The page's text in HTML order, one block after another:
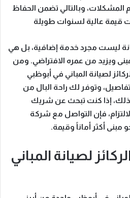
المشكلات، وبالتالي تضمن الحفاظ
قيمة عالية لسنوات طويلة
ليست مجرد خدمة إضافية، بل هي
ويزيد من عمره الافتراضي. ومن
لصيانة المباني في أبوظبي
وتوفر لك راحة البال من
، إذا كنت تبحث عن شريك
فإن التواصل مع شركة
مبنى أكثر أماناً وقيمة.
لصيانة المباني